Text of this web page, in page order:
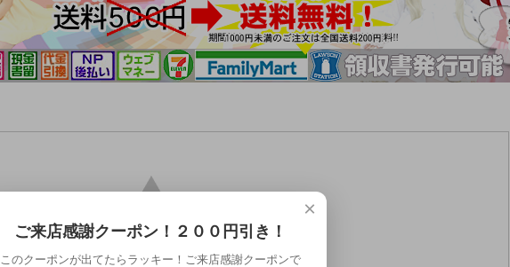
×
ご来店感謝クーポン！２００円引き！
このクーポンが出てたらラッキー！ご来店感謝クーポンで